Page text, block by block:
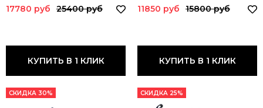
M702M14 MIM NERO
17780 руб 25400 руб
КУПИТЬ В 1 КЛИК
11850 руб 15800 руб
КУПИТЬ В 1 КЛИК
СКИДКА 30% СКИДКА 25%